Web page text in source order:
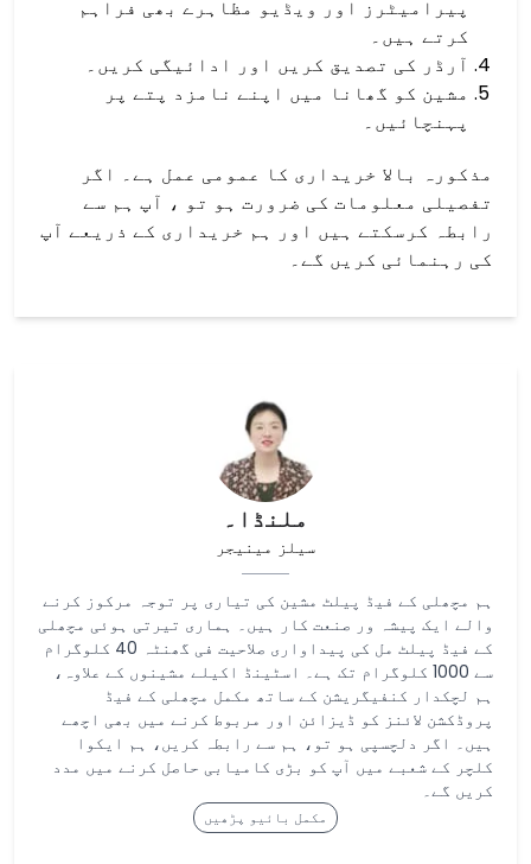
ملنڈا۔
سیلز مینیجر
ہم مچھلی کے فیڈ پیلٹ مشین کی تیاری پر توجہ مرکوز کرنے
والے ایک پیشہ ور صنعت کار ہیں۔ ہماری تیرتی ہوئی مچھلی
کے فیڈ پیلٹ مل کی پیداواری صلاحیت فی گھنٹہ 40 کلوگرام
سے 1000 کلوگرام تک ہے۔ اسٹینڈ اکیلے مشینوں کے علاوہ،
ہم لچکدار کنفیگریشن کے ساتھ مکمل مچھلی کے فیڈ
پروڈکشن لائنز کو ڈیزائن اور مربوط کرنے میں بھی اچھے
ہیں۔ اگر دلچسپی ہو تو، ہم سے رابطہ کریں، ہم ایکوا
کلچر کے شعبے میں آپ کو بڑی کامیابی حاصل کرنے میں مدد
کریں گے۔
مکمل بائیو پڑھیں
پیرامیٹرز اور ویڈیو مظاہرے بھی فراہم
کرتے ہیں۔
آرڈر کی تصدیق کریں اور ادائیگی کریں۔
مشین کو گھانا میں اپنے نامزد پتے پر
پہنچائیں۔
مذکورہ بالا خریداری کا عمومی عمل ہے۔ اگر
تفصیلی معلومات کی ضرورت ہو تو ، آپ ہم سے
رابطہ کرسکتے ہیں اور ہم خریداری کے ذریعے آپ
کی رہنمائی کریں گے۔